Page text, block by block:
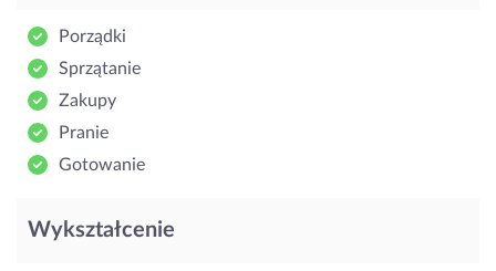
Porządki
Sprzątanie
Zakupy
Pranie
Gotowanie
Wykształcenie